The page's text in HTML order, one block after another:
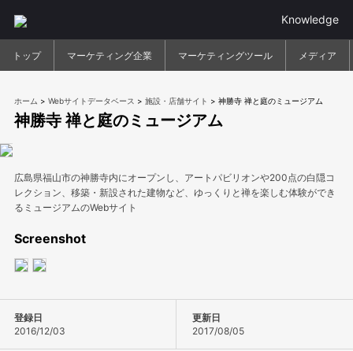
Knowledge
トップ マーケティング企業 マーケティングツール メディア
ホーム > Webサイトデータベース > 施設・店舗サイト > 神勝寺 禅と庭のミュージアム
神勝寺 禅と庭のミュージアム
広島県福山市の神勝寺内にオープンし、アートパビリオンや200点の白隠コ
レクション、移築・新設された建物など、ゆっくりと禅を楽しむ体験ができ
るミュージアムのWebサイト
Screenshot
登録日
2016/12/03
更新日
2017/08/05